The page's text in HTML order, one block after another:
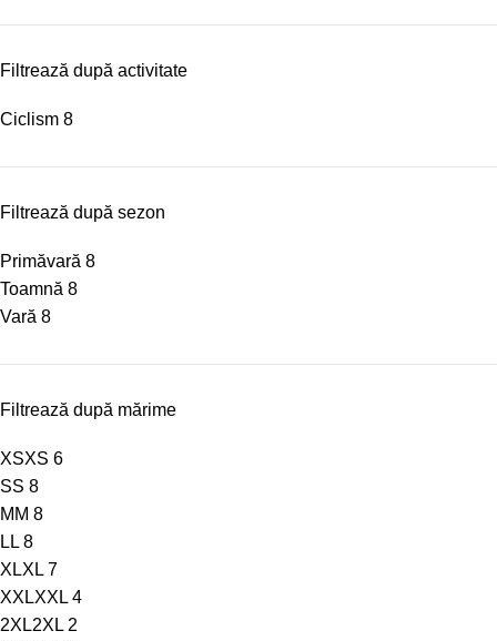
Filtrează după activitate
Ciclism 8
Filtrează după sezon
Primăvară 8
Toamnă 8
Vară 8
Filtrează după mărime
XSXS 6
SS 8
M M 8
L L 8
XLXL 7
XXLXXL 4
2XL2XL 2